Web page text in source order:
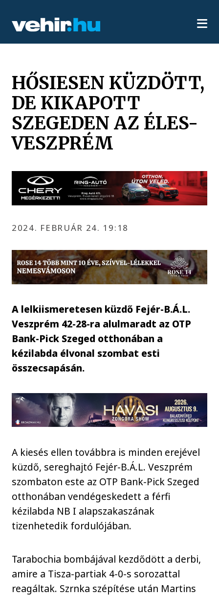
HŐSIESEN KÜZDÖTT,
DE KIKAPOTT
SZEGEDEN AZ ÉLES-
VESZPRÉM
2024. FEBRUÁR 24. 19:18
A lelkiismeretesen küzdő Fejér-B.Á.L.
Veszprém 42-28-ra alulmaradt az OTP
Bank-Pick Szeged otthonában a
kézilabda élvonal szombat esti
összecsapásán.
A kiesés ellen továbbra is minden erejével
küzdő, sereghajtó Fejér-B.Á.L. Veszprém
szombaton este az OTP Bank-Pick Szeged
otthonában vendégeskedett a férfi
kézilabda NB I alapszakaszának
tizenhetedik fordulójában.
Tarabochia bombájával kezdődött a derbi,
amire a Tisza-partiak 4-0-s sorozattal
reagáltak. Szrnka szépítése után Martins